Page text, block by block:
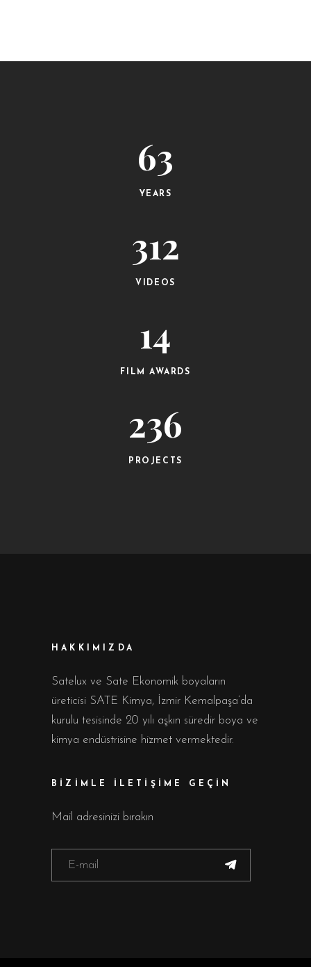
63
YEARS
312
VIDEOS
14
FILM AWARDS
236
PROJECTS
HAKKIMIZDA
Satelux ve Sate Ekonomik boyaların
üreticisi SATE Kimya, İzmir Kemalpaşa’da
kurulu tesisinde 20 yılı aşkın süredir boya ve
kimya endüstrisine hizmet vermektedir.
BİZİMLE İLETİŞİME GEÇİN
Mail adresinizi bırakın